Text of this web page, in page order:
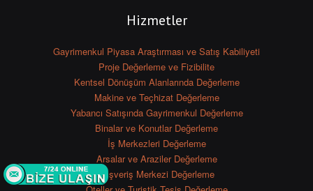
Hizmetler
Gayrimenkul Piyasa Araştırması ve Satış Kabiliyeti
Proje Değerleme ve Fizibilite
Kentsel Dönüşüm Alanlarında Değerleme
Makine ve Teçhizat Değerleme
Yabancı Satışında Gayrimenkul Değerleme
Binalar ve Konutlar Değerleme
İş Merkezleri Değerleme
Arsalar ve Araziler Değerleme
Alışveriş Merkezi Değerleme